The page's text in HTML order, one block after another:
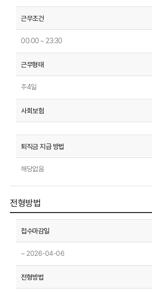
00:00 ~ 23:30
주4일
해당없음
전형방법
~ 2026-04-06